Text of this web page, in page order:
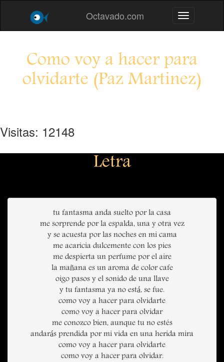
Octavado.com Toggle
Como voy a hacer para
olvidarte (Paz Martinez)
Visitas: 12148
Letra
tu fantasma anda suelto por la casa
me sorprende por la espalda, una y otra vez
y se acuesta por las noches en mi cama
me acaricia dulcemente con los pies
me despierta un perfume por el aire
la mañana es un aroma de color cafe
oigo pasos y el sonido de una llave
y tu fantasma ya no está, se fue.
como voy a hacer para olvidarte
como voy a hacer para olvidar
me conozco bien, aunque tu no estés
andarás prendida por mi vida en una herida mira
como voy a hacer para olvidarte
como voy a hacer para olvidar.